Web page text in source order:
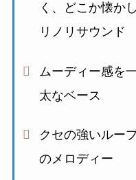
く、
どこか懐か
リノリサウンド
ムーディー感を
太なベース
クセの強いルー
のメロディー